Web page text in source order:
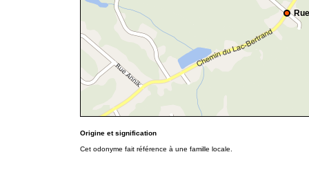
Origine et signification
Cet odonyme fait référence à une famille locale.